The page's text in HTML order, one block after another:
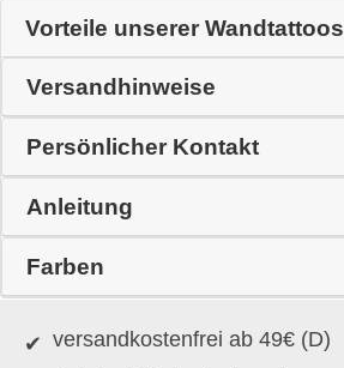
Vorteile unserer Wandtattoos
Versandhinweise
Persönlicher Kontakt
Anleitung
Farben
versandkostenfrei ab 49€ (D)